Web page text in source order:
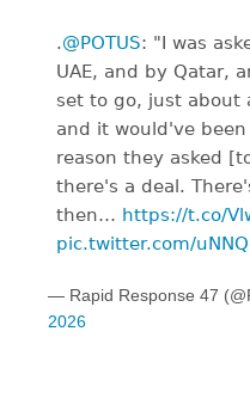
.@POTUS: "I was
UAE, and by Qatar,
set to go, just about
and it would've
reason they asked
there's a deal.
then… https://t.co/
pic.twitter.com/
— Rapid Response 47
2026